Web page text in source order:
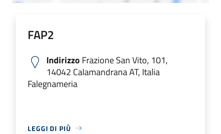
FAP2
Indirizzo Frazione San Vito, 101,
14042 Calamandrana AT, Italia
Falegnameria
LEGGI DI PIÙ